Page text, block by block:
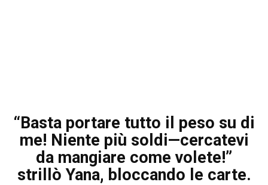
“Basta portare tutto il peso su di
me! Niente più soldi—cercatevi
da mangiare come volete!”
strillò Yana, bloccando le carte.